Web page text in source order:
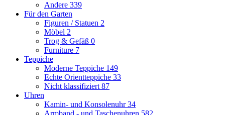
Andere 339
Für den Garten
Figuren / Statuen 2
Möbel 2
Trog & Gefäß 0
Furniture 7
Teppiche
Moderne Teppiche 149
Echte Orientteppiche 33
Nicht klassifiziert 87
Uhren
Kamin- und Konsolenuhr34
Armband - und Taschenuhren 582